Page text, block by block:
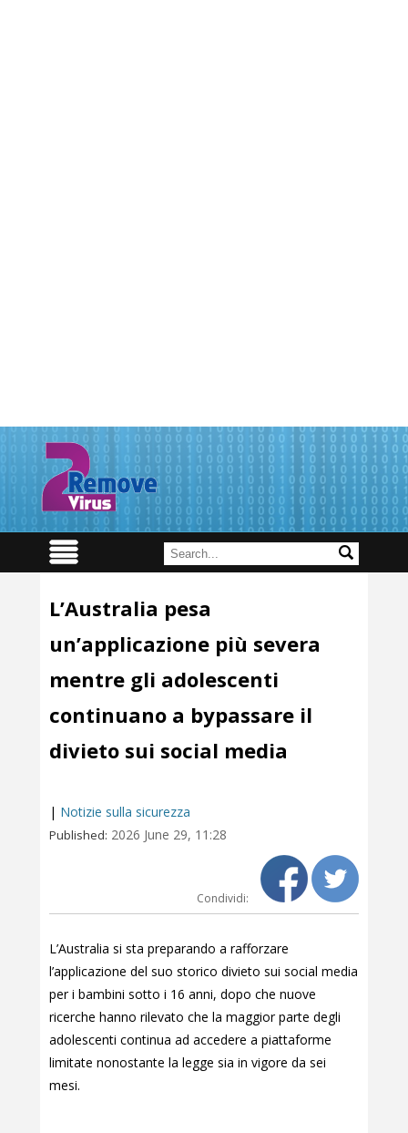
L’Australia pesa
un’applicazione più severa
mentre gli adolescenti
continuano a bypassare il
divieto sui social media
| Notizie sulla sicurezza
Published: 2026 June 29, 11:28
Condividi:
L’Australia si sta preparando a rafforzare
l’applicazione del suo storico divieto sui social media
per i bambini sotto i 16 anni, dopo che nuove
ricerche hanno rilevato che la maggior parte degli
adolescenti continua ad accedere a piattaforme
limitate nonostante la legge sia in vigore da sei
mesi.